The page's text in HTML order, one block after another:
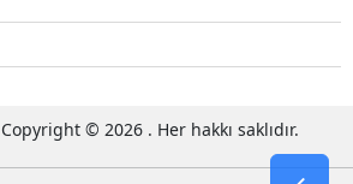
Copyright © 2026 . Her hakkı saklıdır.